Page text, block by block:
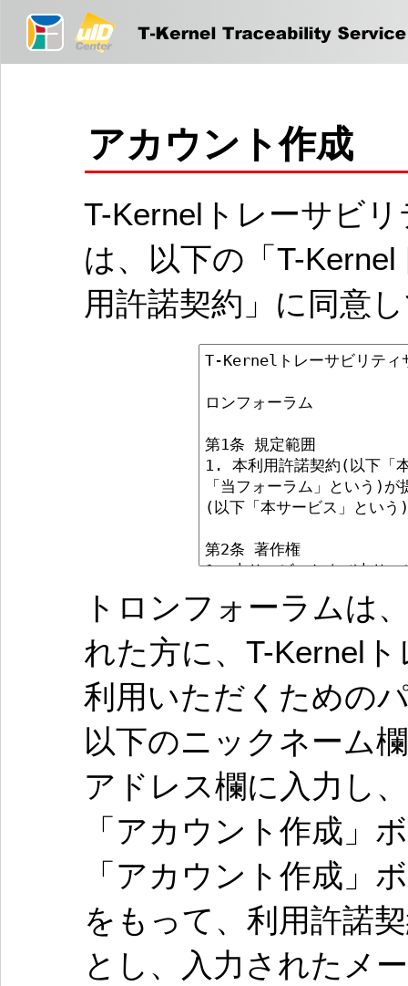
アカウント作成
T-Kernelトレーサビ
は、以下の「T-
用許諾契約」に同意
トロンフォーラムは
れた方に、T-Kernel
利用いただくための
以下のニックネーム
アドレス欄に入力し
「アカウント作成」
「アカウント作成」
をもって、利用許諾
とし、入力されたメ